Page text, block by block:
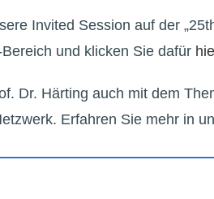
Invited Session auf der
und klicken Sie dafür
Dr. Härting auch mit dem
Erfahren Sie mehr in